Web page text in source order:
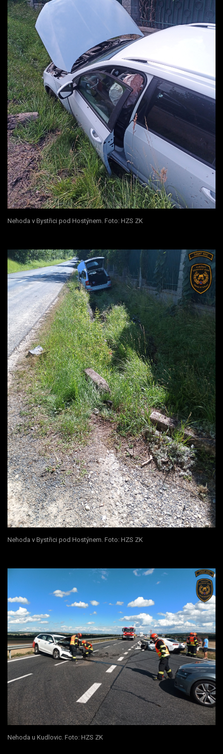
Nehoda v Bystřici pod Hostýnem. Foto: HZS ZK
Nehoda v Bystřici pod Hostýnem. Foto: HZS ZK
Nehoda u Kudlovic. Foto: HZS ZK